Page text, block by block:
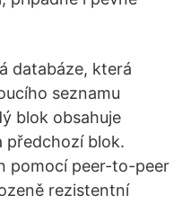
databáze, která
seznamu
blok obsahuje
předchozí blok.
pomocí peer-to-peer
rezistentní